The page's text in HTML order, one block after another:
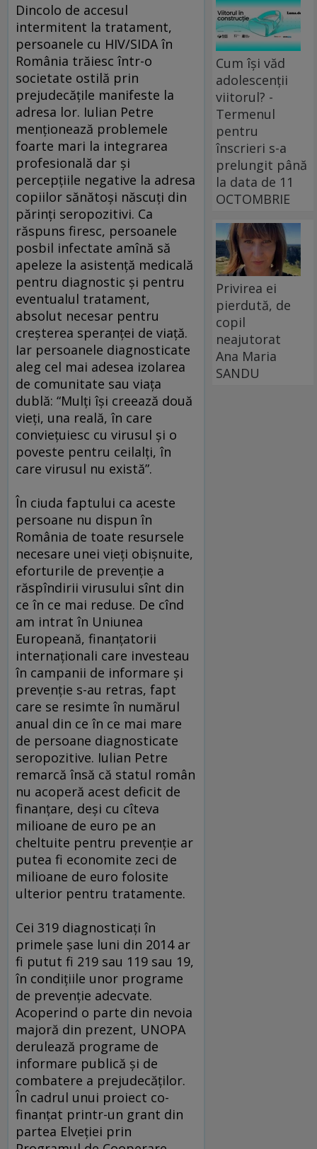
Dincolo de accesul
intermitent la tratament,
persoanele cu HIV/SIDA în
România trăiesc într-o
societate ostilă prin
prejudecățile manifeste la
adresa lor. Iulian Petre
menționează problemele
foarte mari la integrarea
profesională dar şi
percepțiile negative la adresa
copiilor sănătoşi născuți din
părinți seropozitivi. Ca
răspuns firesc, persoanele
posbil infectate amînă să
apeleze la asistență medicală
pentru diagnostic şi pentru
eventualul tratament,
absolut necesar pentru
creşterea speranței de viață.
Iar persoanele diagnosticate
aleg cel mai adesea izolarea
de comunitate sau viața
dublă: “Mulți îşi creează două
vieți, una reală, în care
conviețuiesc cu virusul şi o
poveste pentru ceilalți, în
care virusul nu există”.
În ciuda faptului ca aceste
persoane nu dispun în
România de toate resursele
necesare unei vieți obişnuite,
eforturile de prevenție a
răspîndirii virusului sînt din
ce în ce mai reduse. De cînd
am intrat în Uniunea
Europeană, finanțatorii
internaționali care investeau
în campanii de informare şi
prevenție s-au retras, fapt
care se resimte în numărul
anual din ce în ce mai mare
de persoane diagnosticate
seropozitive. Iulian Petre
remarcă însă că statul român
nu acoperă acest deficit de
finanțare, deşi cu cîteva
milioane de euro pe an
cheltuite pentru prevenție ar
putea fi economite zeci de
milioane de euro folosite
ulterior pentru tratamente.
Cei 319 diagnosticați în
primele şase luni din 2014 ar
fi putut fi 219 sau 119 sau 19,
în condițiile unor programe
de prevenție adecvate.
Acoperind o parte din nevoia
majoră din prezent, UNOPA
derulează programe de
informare publică şi de
combatere a prejudecăților.
În cadrul unui proiect co-
finanțat printr-un grant din
partea Elveției prin
Cum își văd
adolescenții
viitorul? -
Termenul
pentru
înscrieri s-a
prelungit până
la data de 11
OCTOMBRIE
Privirea ei
pierdută, de
copil
neajutorat
Ana Maria
SANDU